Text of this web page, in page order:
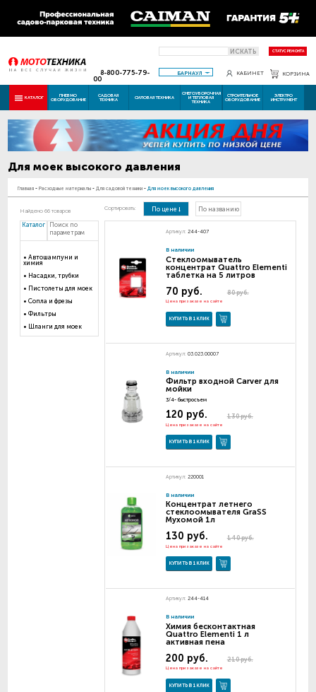
ИСКАТЬ СТАТУС РЕМОНТА
8-800-775-79-
00
БАРНАУЛ КАБИНЕТ КОРЗИНА
КАТАЛОГ ПНЕВМО
ОБОРУДОВАНИЕ
САДОВАЯ
ТЕХНИКА СИЛОВАЯ ТЕХНИКА
СНЕГОУБОРОЧНАЯ
И ТЕПЛОВАЯ
ТЕХНИКА
СТРОИТЕЛЬНОЕ
ОБОРУДОВАНИЕ
ЭЛЕКТРО
ИНСТРУМЕНТ
Для моек высокого давления
Главная - Расходные материалы - Для садовой техники - Для моек высокого давления
Найдено 66 товаров
Каталог
Поиск по
параметрам
Автошампуни и
химия
Насадки, трубки
Пистолеты для моек
Сопла и фрезы
Фильтры
Шланги для моек
Сортировать: По цене По названию
Артикул: 244-407
В наличии
Стеклоомыватель
концентрат Quattro Elementi
таблетка на 5 литров
80 руб.
70 руб.
Цена при заказе на сайте
КУПИТЬ В 1 КЛИК
Артикул: 03.023.00007
В наличии
Фильтр входной Carver для
мойки
3/4- быстросъем
130 руб.
120 руб.
Цена при заказе на сайте
КУПИТЬ В 1 КЛИК
Артикул: 220001
В наличии
Концентрат летнего
стеклоомывателя GraSS
Мухомой 1л
140 руб.
130 руб.
Цена при заказе на сайте
КУПИТЬ В 1 КЛИК
Артикул: 244-414
В наличии
Химия бесконтактная
Quattro Elementi 1 л
активная пена
210 руб.
200 руб.
Цена при заказе на сайте
КУПИТЬ В 1 КЛИК